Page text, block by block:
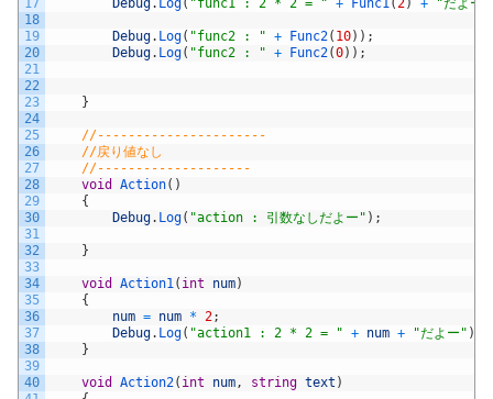
17
18
19
20
21
22
23
24
25
26
27
28
29
30
31
32
33
34
35
36
37
38
39
40
Debug. Log( "func1 : 2 * 2 = " + Func1(2) + "だよー"
Debug. Log( "func2 : " + Func2( 10) ) ;
Debug. Log( "func2 : " + Func2(0) ) ;
}
//----------------------
//戻り値なし
//--------------------
void
Action( )
{
Debug. Log( "action : 引数なしだよー" ) ;
}
void Action1( int num)
{
num = num * 2;
Debug. Log( "action1 : 2 * 2 = " + num + "だよー" )
}
void Action2( int num, string text )